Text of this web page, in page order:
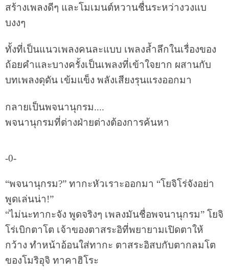
สร้างเพลงดีๆ และโมเมนต์หวานชื่นระหว่างวงแบ
บงงๆ
ทั้งที่เป็นแนวเพลงคนละแบบ เพลงล้ำลึกในเรื่องของ
ถ้อยคำและบางครั้งเป็นเพลงที่เข้าใจยาก ผสานกับ
บทเพลงดุดัน เข้มแข็ง พลังเสียงรุนแรงออกมา
กลายเป็นพจนานุกรม....
พจนานุกรมที่ต่างฝ่ายต่างต้องการค้นหา
-0-
“พจนานุกรม?” ทากะหัวเราะออกมา “โยจิโร่จังอย่า
พูดเล่นน่า!”
“ไม่นะทากะจัง พูดจริงๆ เพลงมันชื่อพจนานุกรม” โยจิ
โร่เบิกตาโต เจ้าของตาสระอิที่พยายามเปิดตาให้
กว้าง ทำหน้าอ้อนใส่ทากะ ตาสระอิสบกับตากลมโต
ของโมริอุจิ ทาคาฮิโระ